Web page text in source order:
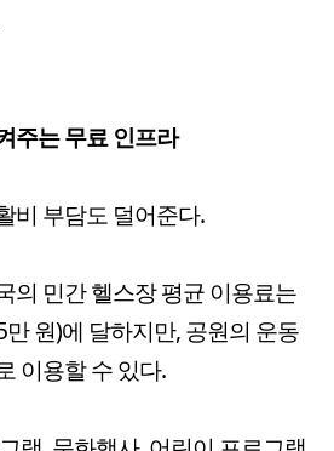
주는 무료 인프라
비 부담도 덜어준다.
의 민간 헬스장 평균 이용료는
원)에 달하지만, 공원의 운동
이용할 수 있다.